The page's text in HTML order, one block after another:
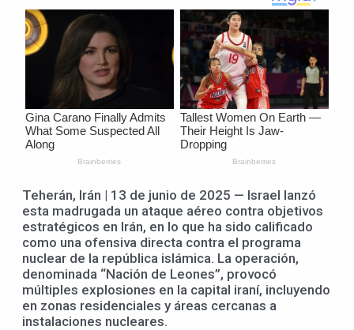
Teherán, Irán | 13 de junio de 2025 — Israel lanzó
esta madrugada un ataque aéreo contra objetivos
estratégicos en Irán, en lo que ha sido calificado
como una ofensiva directa contra el programa
nuclear de la república islámica. La operación,
denominada “Nación de Leones”, provocó
múltiples explosiones en la capital iraní, incluyendo
en zonas residenciales y áreas cercanas a
instalaciones nucleares.